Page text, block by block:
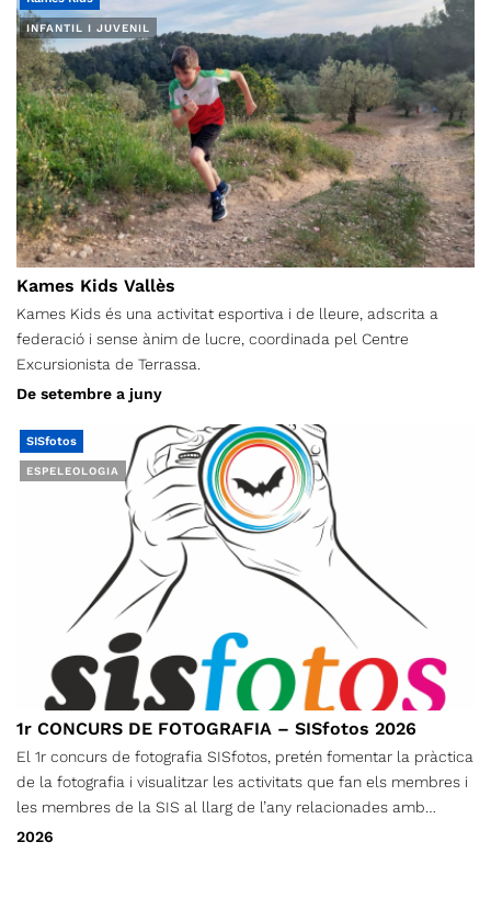
INFANTIL I JUVENIL
Kames Kids Vallès
Kames Kids és una activitat esportiva i de lleure, adscrita a
federació i sense ànim de lucre, coordinada pel Centre
Excursionista de Terrassa.
De setembre a juny
ESPELEOLOGIA
SISfotos
1r CONCURS DE FOTOGRAFIA – SISfotos 2026
El 1r concurs de fotografia SISfotos, pretén fomentar la pràctica
de la fotografia i visualitzar les activitats que fan els membres i
les membres de la SIS al llarg de l’any relacionades amb
l’espeleologia i el descens de barrancs.
2026